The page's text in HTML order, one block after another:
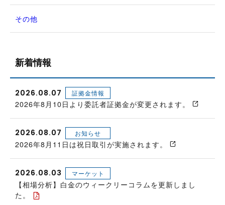
その他
新着情報
2026.08.07 証拠金情報
2026年8月10日より委託者証拠金が変更されます。
2026.08.07 お知らせ
2026年8月11日は祝日取引が実施されます。
2026.08.03 マーケット
【相場分析】白金のウィークリーコラムを更新しまし
た。